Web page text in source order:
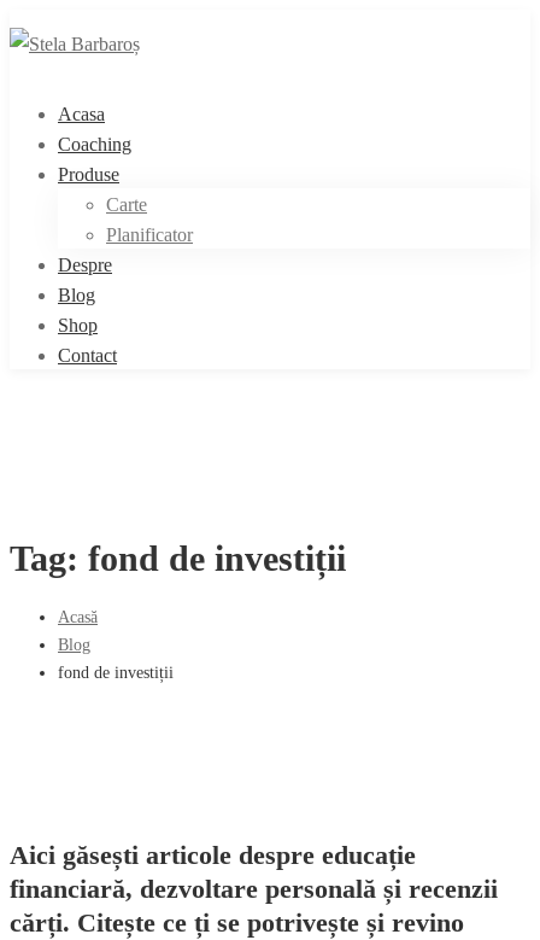
Acasa
Coaching
Produse
Carte
Planificator
Despre
Blog
Shop
Contact
Tag: fond de investiții
Acasă
Blog
fond de investiții
Aici găsești articole despre educație
financiară, dezvoltare personală și recenzii
cărți. Citește ce ți se potrivește și revino